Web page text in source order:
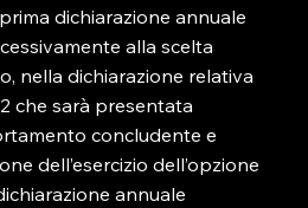
dichiarazione annuale
alla scelta
nella dichiarazione relativa
che sarà presentata
concludente e
dell’esercizio dell’opzione
annuale